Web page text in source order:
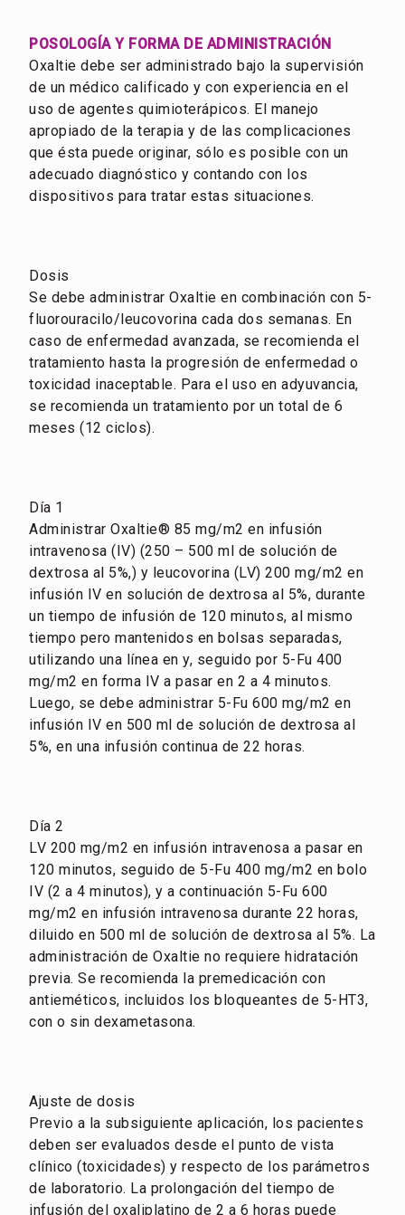
POSOLOGÍA Y FORMA DE ADMINISTRACIÓN
Oxaltie debe ser administrado bajo la supervisión
de un médico calificado y con experiencia en el
uso de agentes quimioterápicos. El manejo
apropiado de la terapia y de las complicaciones
que ésta puede originar, sólo es posible con un
adecuado diagnóstico y contando con los
dispositivos para tratar estas situaciones.
Dosis
Se debe administrar Oxaltie en combinación con 5-
fluorouracilo/leucovorina cada dos semanas. En
caso de enfermedad avanzada, se recomienda el
tratamiento hasta la progresión de enfermedad o
toxicidad inaceptable. Para el uso en adyuvancia,
se recomienda un tratamiento por un total de 6
meses (12 ciclos).
Día 1
Administrar Oxaltie® 85 mg/m2 en infusión
intravenosa (IV) (250 – 500 ml de solución de
dextrosa al 5%,) y leucovorina (LV) 200 mg/m2 en
infusión IV en solución de dextrosa al 5%, durante
un tiempo de infusión de 120 minutos, al mismo
tiempo pero mantenidos en bolsas separadas,
utilizando una línea en y, seguido por 5-Fu 400
mg/m2 en forma IV a pasar en 2 a 4 minutos.
Luego, se debe administrar 5-Fu 600 mg/m2 en
infusión IV en 500 ml de solución de dextrosa al
5%, en una infusión continua de 22 horas.
Día 2
LV 200 mg/m2 en infusión intravenosa a pasar en
120 minutos, seguido de 5-Fu 400 mg/m2 en bolo
IV (2 a 4 minutos), y a continuación 5-Fu 600
mg/m2 en infusión intravenosa durante 22 horas,
diluido en 500 ml de solución de dextrosa al 5%. La
administración de Oxaltie no requiere hidratación
previa. Se recomienda la premedicación con
antieméticos, incluidos los bloqueantes de 5-HT3,
con o sin dexametasona.
Ajuste de dosis
Previo a la subsiguiente aplicación, los pacientes
deben ser evaluados desde el punto de vista
clínico (toxicidades) y respecto de los parámetros
de laboratorio. La prolongación del tiempo de
infusión del oxaliplatino de 2 a 6 horas puede